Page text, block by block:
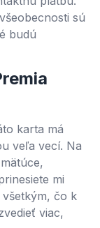
sú
budú
karta má
veľa vecí. Na
mi
všetkým, čo k
viac,